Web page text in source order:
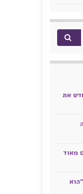
את
מאוד